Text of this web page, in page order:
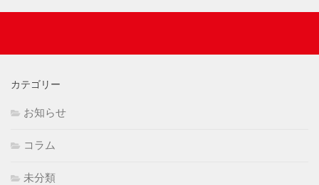
カテゴリー
お知らせ
コラム
未分類